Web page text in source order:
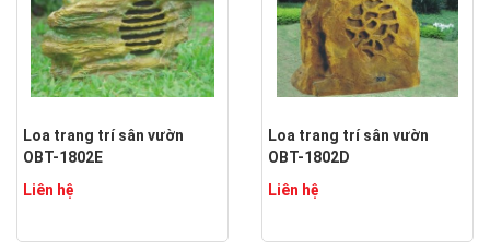
Loa trang trí sân vườn
OBT-1802E
Liên hệ
Loa trang trí sân vườn
OBT-1802D
Liên hệ